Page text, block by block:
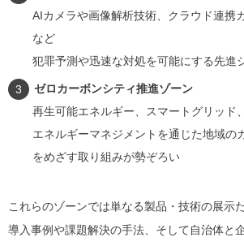
AIカメラや画像解析技術、クラウド連携
など
犯罪予測や迅速な対処を可能にする先進
ゼロカーボンシティ推進ゾーン
再生可能エネルギー、スマートグリッド
エネルギーマネジメントを通じた地域の
をめざす取り組みが勢ぞろい
これらのゾーンでは単なる製品・技術の展示
導入事例や課題解決の手法、そして自治体と